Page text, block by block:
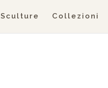
Sculture Collezioni